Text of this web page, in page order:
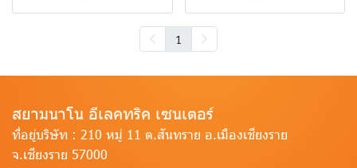
1
สยามนาโน อีเลคทริค เซนเตอร์
ที่อยู่บริษัท : 210 หมู่ 11 ต.สันทราย อ.เมืองเชียงราย
จ.เชียงราย 57000